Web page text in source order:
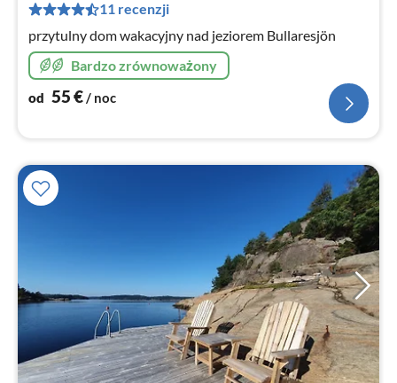
11 recenzji
przytulny dom wakacyjny nad jeziorem Bullaresjön
Bardzo zrównoważony
od 55€/ noc